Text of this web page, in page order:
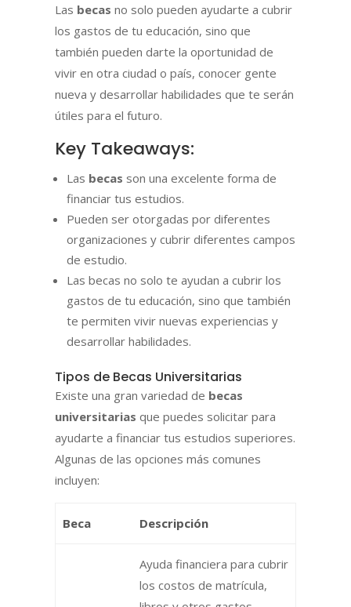
Las becas no solo pueden ayudarte a cubrir
los gastos de tu educación, sino que
también pueden darte la oportunidad de
vivir en otra ciudad o país, conocer gente
nueva y desarrollar habilidades que te serán
útiles para el futuro.
Key Takeaways:
Las becas son una excelente forma de
financiar tus estudios.
Pueden ser otorgadas por diferentes
organizaciones y cubrir diferentes campos
de estudio.
Las becas no solo te ayudan a cubrir los
gastos de tu educación, sino que también
te permiten vivir nuevas experiencias y
desarrollar habilidades.
Tipos de Becas Universitarias
Existe una gran variedad de becas
universitarias que puedes solicitar para
ayudarte a financiar tus estudios superiores.
Algunas de las opciones más comunes
incluyen:
Beca Descripción
Ayuda financiera para cubrir
los costos de matrícula,